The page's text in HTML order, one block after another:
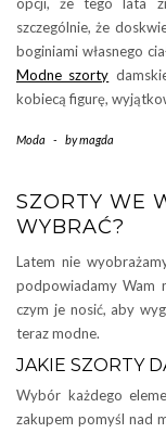
opcji, że tego lata
szczególnie, że
boginiami własnego
Modne szorty
kobiecą figurę,
Moda - bymagda
SZORTY WE
WYBRAĆ?
Latem nie
podpowiadamy Wam
czym je nosić, aby
teraz modne.
JAKIE SZORTY
Wybór każdego
zakupem pomyśl nad